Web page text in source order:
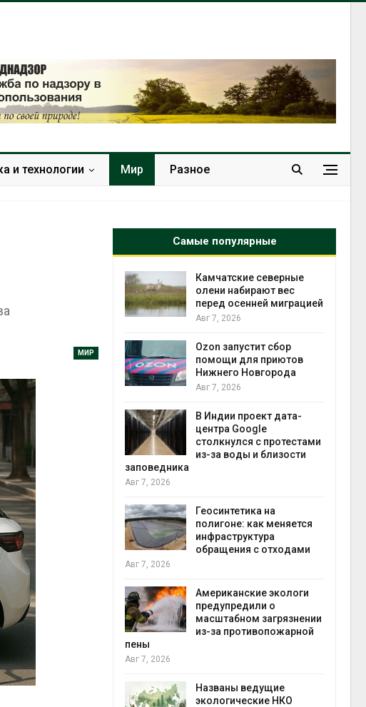
и технологии Мир Разное
МИР
Самые популярные
печени
фактически
от проверок к
Корея ускорит
солнечной
из-за роста
со стороны ИИ
воды в
Волги и
в августе может
норму почти в
потребовал
вложения в
природы на фоне
ущерба от пожаров
Камчатские северные
олени набирают вес
перед осенней миграцией
Авг 7, 2026
Ozon запустит сбор
помощи для приютов
Нижнего Новгорода
Авг 7, 2026
В Индии проект дата-
центра Google
столкнулся с протестами
из-за воды и близости
заповедника
Авг 7, 2026
Геосинтетика на
полигоне: как меняется
инфраструктура
обращения с отходами
Авг 7, 2026
Американские экологи
предупредили о
масштабном загрязнении
из-за противопожарной
пены
Авг 7, 2026
Названы ведущие
экологические НКО